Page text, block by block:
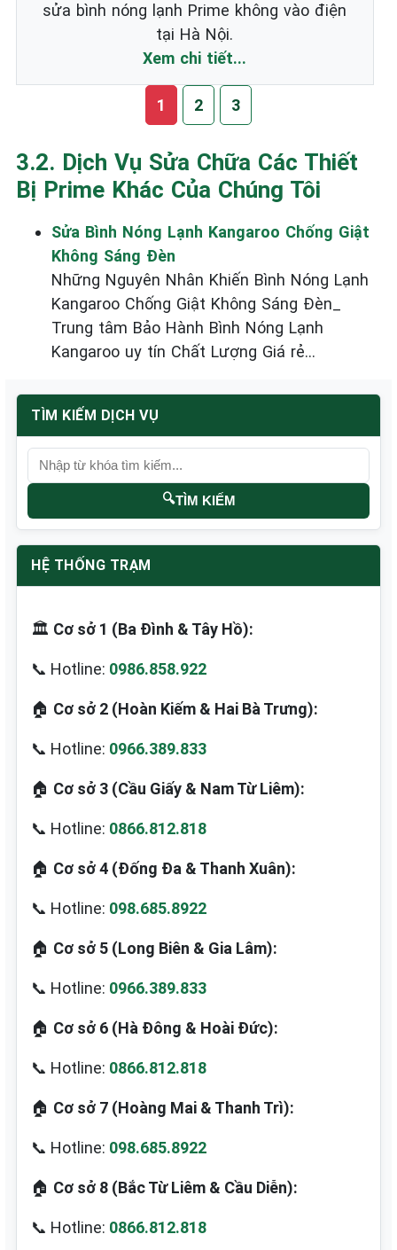
sửa bình nóng lạnh Prime không vào điện
tại Hà Nội.
Xem chi tiết...
1 2 3
3.2. Dịch Vụ Sửa Chữa Các Thiết
Bị Prime Khác Của Chúng Tôi
Sửa Bình Nóng Lạnh Kangaroo Chống Giật
Không Sáng Đèn
Những Nguyên Nhân Khiến Bình Nóng Lạnh
Kangaroo Chống Giật Không Sáng Đèn_
Trung tâm Bảo Hành Bình Nóng Lạnh
Kangaroo uy tín Chất Lượng Giá rẻ...
TÌM KIẾM DỊCH VỤ
🔍TÌM KIẾM
HỆ THỐNG TRẠM
🏛️ Cơ sở 1 (Ba Đình & Tây Hồ):
📞 Hotline: 0986.858.922
🏠 Cơ sở 2 (Hoàn Kiếm & Hai Bà Trưng):
📞 Hotline: 0966.389.833
🏠 Cơ sở 3 (Cầu Giấy & Nam Từ Liêm):
📞 Hotline: 0866.812.818
🏠 Cơ sở 4 (Đống Đa & Thanh Xuân):
📞 Hotline: 098.685.8922
🏠 Cơ sở 5 (Long Biên & Gia Lâm):
📞 Hotline: 0966.389.833
🏠 Cơ sở 6 (Hà Đông & Hoài Đức):
📞 Hotline: 0866.812.818
🏠 Cơ sở 7 (Hoàng Mai & Thanh Trì):
📞 Hotline: 098.685.8922
🏠 Cơ sở 8 (Bắc Từ Liêm & Cầu Diễn):
📞 Hotline: 0866.812.818